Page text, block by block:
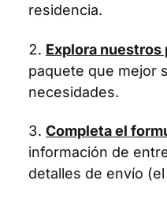
residencia.
Explora
paquete que mejor
necesidades.
Completa el
información de
detalles de envío